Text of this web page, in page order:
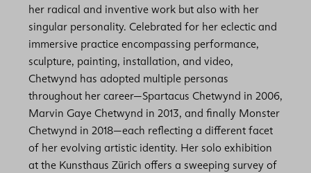
her radical and inventive work but also with her
singular personality. Celebrated for her eclectic and
immersive practice encompassing performance,
sculpture, painting, installation, and video,
Chetwynd has adopted multiple personas
throughout her career—Spartacus Chetwynd in 2006,
Marvin Gaye Chetwynd in 2013, and finally Monster
Chetwynd in 2018—each reflecting a different facet
of her evolving artistic identity. Her solo exhibition
at the Kunsthaus Zürich offers a sweeping survey of